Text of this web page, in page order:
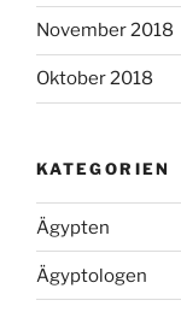
November 2018
Oktober 2018
KATEGORIEN
Ägypten
Ägyptologen